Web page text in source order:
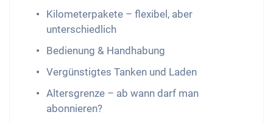
Kilometerpakete – flexibel, aber
unterschiedlich
Bedienung & Handhabung
Vergünstigtes Tanken und Laden
Altersgrenze – ab wann darf man
abonnieren?